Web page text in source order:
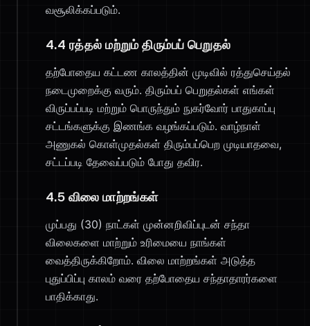
வசூலிக்கப்படும்.
4.4 ரத்தல் மற்றும் திரும்பப் பெறுதல்
தற்போதைய கட்டண காலத்தின் முடிவில் ரத்துசெய்தல்
நடைமுறைக்கு வரும். திரும்பப் பெறுதல்கள் எங்கள்
விருப்பப்படி மற்றும் பொருந்தும் நுகர்வோர் பாதுகாப்பு
சட்டங்களுக்கு இணங்க வழங்கப்படும். வாழ்நாள்
அணுகல் கொள்முதல்கள் திரும்பப்பெற முடியாதவை,
சட்டப்படி தேவைப்படும் போது தவிர.
4.5 விலை மாற்றங்கள்
முப்பது (30) நாட்கள் முன்னறிவிப்புடன் சந்தா
விலைகளை மாற்றும் உரிமையை நாங்கள்
வைத்திருக்கிறோம். விலை மாற்றங்கள் அடுத்த
புதுப்பிப்பு காலம் வரை தற்போதைய சந்தாதாரர்களை
பாதிக்காது.